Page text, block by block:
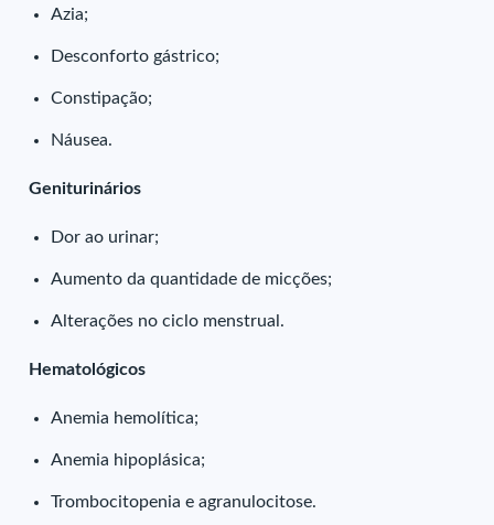
Azia;
Desconforto gástrico;
Constipação;
Náusea.
Geniturinários
Dor ao urinar;
Aumento da quantidade de micções;
Alterações no ciclo menstrual.
Hematológicos
Anemia hemolítica;
Anemia hipoplásica;
Trombocitopenia e agranulocitose.